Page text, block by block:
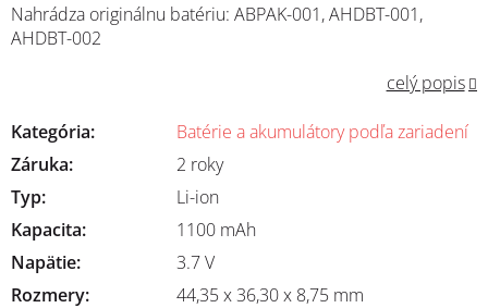
Nahrádza originálnu batériu: ABPAK-001, AHDBT-001,
AHDBT-002
celý popis
Kategória:
Batérie a akumulátory podľa zariadení
Záruka:
2 roky
Typ:
Li-ion
Kapacita:
1100 mAh
Napätie:
3.7 V
Rozmery:
44,35 x 36,30 x 8,75 mm